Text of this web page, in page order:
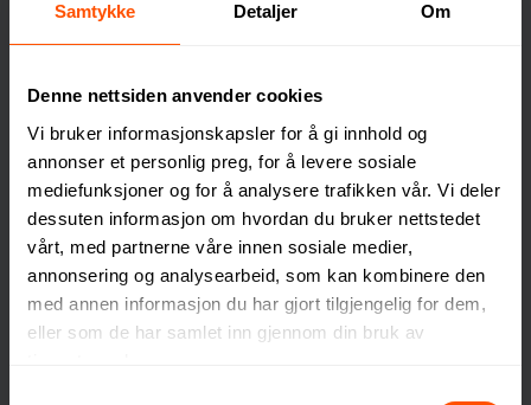
Samtykke Detaljer Om
Denne nettsiden anvender cookies
Vi bruker informasjonskapsler for å gi innhold og
annonser et personlig preg, for å levere sosiale
mediefunksjoner og for å analysere trafikken vår. Vi deler
dessuten informasjon om hvordan du bruker nettstedet
vårt, med partnerne våre innen sosiale medier,
annonsering og analysearbeid, som kan kombinere den
med annen informasjon du har gjort tilgjengelig for dem,
eller som de har samlet inn gjennom din bruk av
Clique- Tekstiler som
tilfredstiller de fleste
behov!
Clique er varemerket for deg som
ønsker å profilere bedriften din
gjennom tidsriktige tekstiler av høy
kvalitet – til en konkurransedyktig